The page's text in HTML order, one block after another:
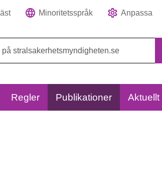
Minoritetsspråk Anpassa
Regler Publikationer Aktuellt